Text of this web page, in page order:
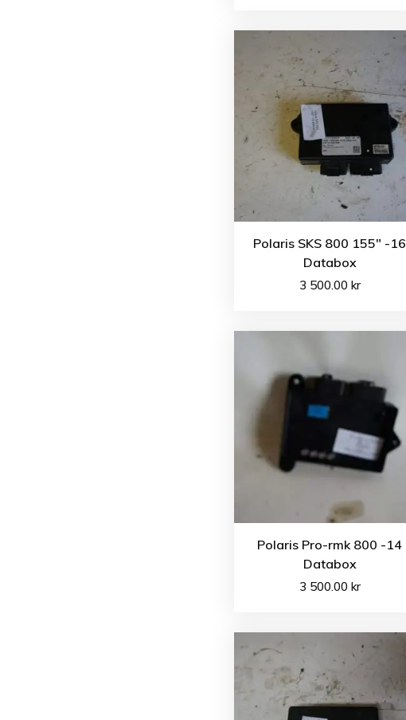
Polaris SKS 800 155″ -16
Databox
3 500.00 kr
Polaris Pro-rmk 800 -14
Databox
3 500.00 kr